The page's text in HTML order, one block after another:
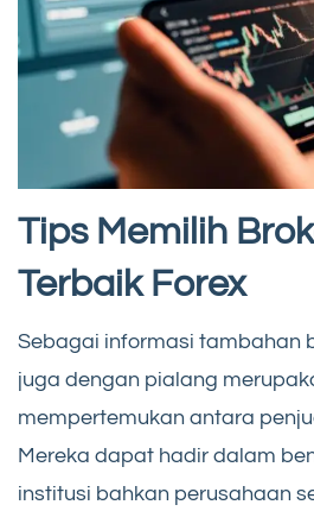
Tips Memilih
Terbaik Forex
Sebagai informasi tambahan
juga dengan pialang
mempertemukan antara
Mereka dapat hadir dalam
institusi bahkan perusahaan